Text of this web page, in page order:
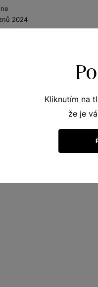
2024
Kliknutím na
že je